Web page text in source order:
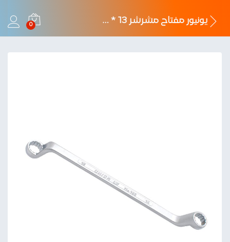
يونيور مفتاح مشرشر 13 * 15 مم 0